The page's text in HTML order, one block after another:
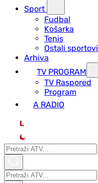
Sport
Fudbal
Košarka
Tenis
Ostali sportovi
Arhiva
TV PROGRAM
ТV Raspored
Program
A RADIO
L